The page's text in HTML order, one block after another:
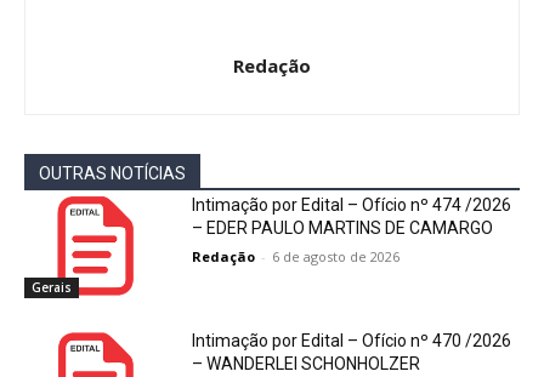
Redação
OUTRAS NOTÍCIAS
Gerais
Intimação por Edital – Ofício nº 474 /2026
– EDER PAULO MARTINS DE CAMARGO
Redação - 6 de agosto de 2026
Intimação por Edital – Ofício nº 470 /2026
– WANDERLEI SCHONHOLZER